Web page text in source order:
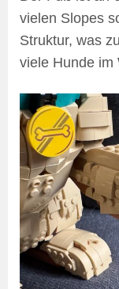
vielen Slopes
Struktur, was
viele Hunde im